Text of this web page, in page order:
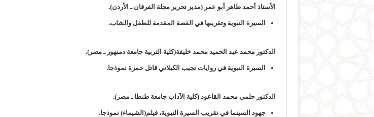
الأستاذ أحمد طاهر أبو عمر (مدير تحرير مجلة الفرقان ـ الأردن).
السيرة النبوية وتقريبها في القصة المقدمة للطفل والشاب.
الدكتور محمد عبد الحميد محمد خليفة(كلية التربية جامعة دمنهور ـ مصر).
السيرة النبوية في روايات نجيب الكيلاني قاتل حمزة نموذجا.
الدكتور حلمي محمد القاعود (كلية الآداب جامعة طنطا ـ مصر).
جهود السينما في تقريب السيرة النبوية، فيلم(الشيماء) نموذجا.